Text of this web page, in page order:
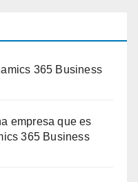
365 Business
empresa que es
365 Business